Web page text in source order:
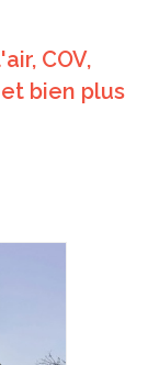
COV,
bien plus